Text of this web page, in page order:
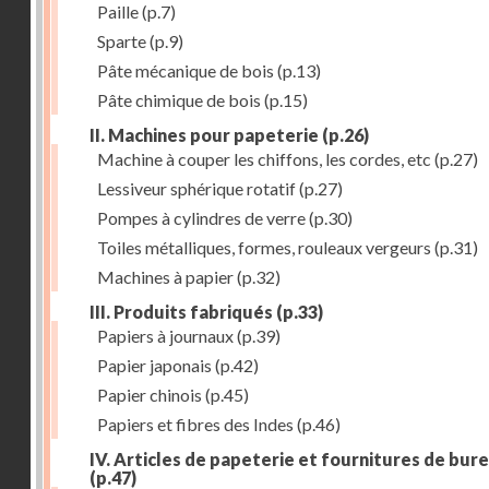
Paille(p.7)
Sparte(p.9)
Pâte mécanique de bois (p.13)
Pâte chimique de bois (p.15)
II. Machines pour papeterie (p.26)
Machine à couper les chiffons, les cordes, etc (p.27)
Lessiveur sphérique rotatif(p.27)
Pompes à cylindres de verre(p.30)
Toiles métalliques, formes, rouleaux vergeurs (p.31)
Machines à papier(p.32)
III. Produits fabriqués (p.33)
Papiers à journaux(p.39)
Papier japonais (p.42)
Papier chinois (p.45)
Papiers et fibres des Indes (p.46)
IV. Articles de papeterie et fournitures de
(p.47)